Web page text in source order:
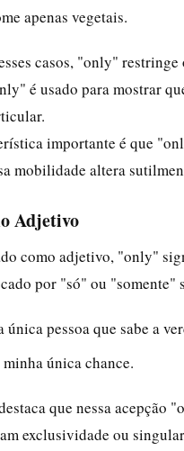
apenas vegetais.
casos, "only"
é usado para mostrar
importante é que
mobilidade altera
Adjetivo
como adjetivo, "only"
por "só" ou "somente"
única pessoa que sabe a
minha única chance.
que nessa acepção
exclusividade ou